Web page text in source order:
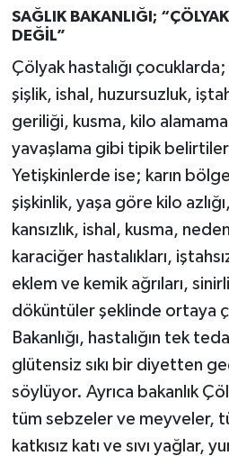
SAĞLIK BAKANLIĞI;
DEĞİL”
Çölyak hastalığı çocuklarda;
şişlik, ishal, huzursuzluk,
geriliği, kusma, kilo
yavaşlama gibi tipik
Yetişkinlerde ise; karın
şişkinlik, yaşa göre kilo azlığı,
kansızlık, ishal, kusma,
karaciğer hastalıkları,
eklem ve kemik ağrıları,
döküntüler şeklinde ortaya
Bakanlığı, hastalığın tek
glütensiz sıkı bir diyetten
söylüyor. Ayrıca bakanlık
tüm sebzeler ve meyveler,
katkısız katı ve sıvı yağlar,